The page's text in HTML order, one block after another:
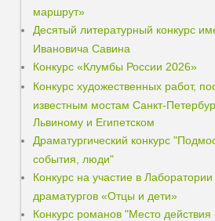
маршрут»
Десятый литературный конкурс
Ивановича Савина
Конкурс «Клумбы России 2026»
Конкурс художественных работ,
известным мостам Санкт-
Львиному и Египетском
Драматургический конкурс
события, люди"
Конкурс на участие в
драматургов «Отцы и дети»
Конкурс романов "Место